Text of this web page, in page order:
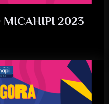
MICAHIPI 2023